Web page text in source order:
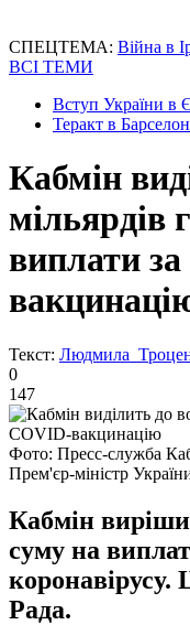
СПЕЦТЕМА: Війна в
ВСІ ТЕМИ
Вступ України в
Теракт в
Кабмін
мільярдів
виплати
Текст: Людмила
0
147
Фото: Пресс-служба
Прем'єр-міністр
Кабмін
суму на
коронавірусу.
Рада.